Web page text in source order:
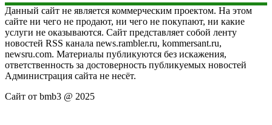
Данный сайт не является коммерческим проектом. На этом
сайте ни чего не продают, ни чего не покупают, ни какие
услуги не оказываются. Сайт представляет собой ленту
новостей RSS канала news.rambler.ru, kommersant.ru,
newsru.com. Материалы публикуются без искажения,
ответственность за достоверность публикуемых новостей
Администрация сайта не несёт.
Сайт от bmb3 @ 2025